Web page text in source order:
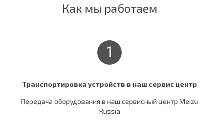
Как мы работаем
1
Транспортировка устройств в наш сервис центр
Передача оборудования в наш сервисный центр Meizu
Russia